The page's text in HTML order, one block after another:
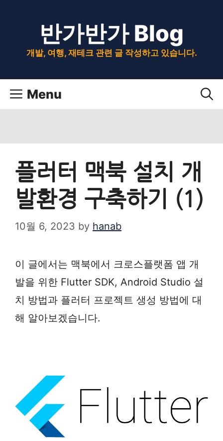
반가반가 Blog
개발, 여행, 재테크 관련 글 작성하고 있습니다.
Menu
플러터 맥북 설치 개
발환경 구축하기 (1)
10월 6, 2023 by hanab
이 글에서는 맥북에서 크로스플랫폼 앱 개
발을 위한 Flutter SDK, Android Studio 설
치 방법과 플러터 프로젝트 생성 방법에 대
해 알아보겠습니다.